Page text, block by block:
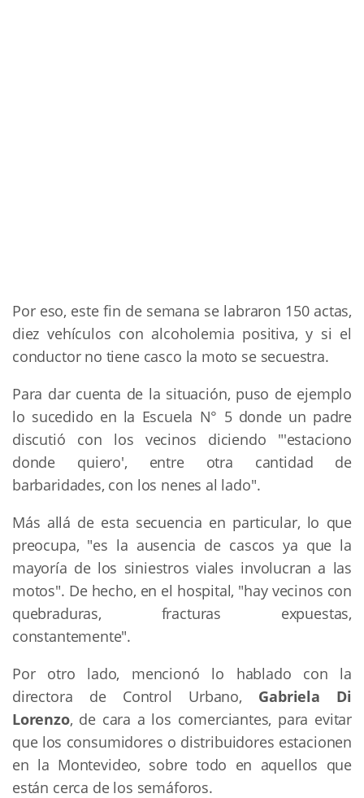
Por eso, este fin de semana se labraron 150 actas,
diez vehículos con alcoholemia positiva, y si el
conductor no tiene casco la moto se secuestra.
Para dar cuenta de la situación, puso de ejemplo
lo sucedido en la Escuela N° 5 donde un padre
discutió con los vecinos diciendo "'estaciono
donde quiero', entre otra cantidad de
barbaridades, con los nenes al lado".
Más allá de esta secuencia en particular, lo que
preocupa, "es la ausencia de cascos ya que la
mayoría de los siniestros viales involucran a las
motos". De hecho, en el hospital, "hay vecinos con
quebraduras, fracturas expuestas,
constantemente".
Por otro lado, mencionó lo hablado con la
directora de Control Urbano, Gabriela Di
Lorenzo, de cara a los comerciantes, para evitar
que los consumidores o distribuidores estacionen
en la Montevideo, sobre todo en aquellos que
están cerca de los semáforos.